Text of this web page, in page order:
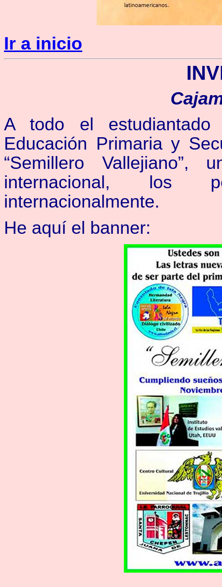
Ir a inicio
A todo el
Educación Primaria y
“Semillero
internacional, los
internacionalmente.
He aquí el banner: